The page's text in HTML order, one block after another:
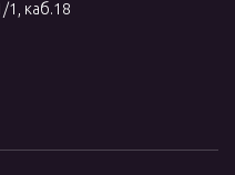
1, каб.18